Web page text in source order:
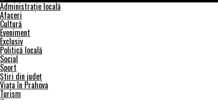
Administrație locală
Afaceri
Cultură
Eveniment
Exclusiv
Politică locală
Social
Sport
Știri din județ
Viața în Prahova
Turism